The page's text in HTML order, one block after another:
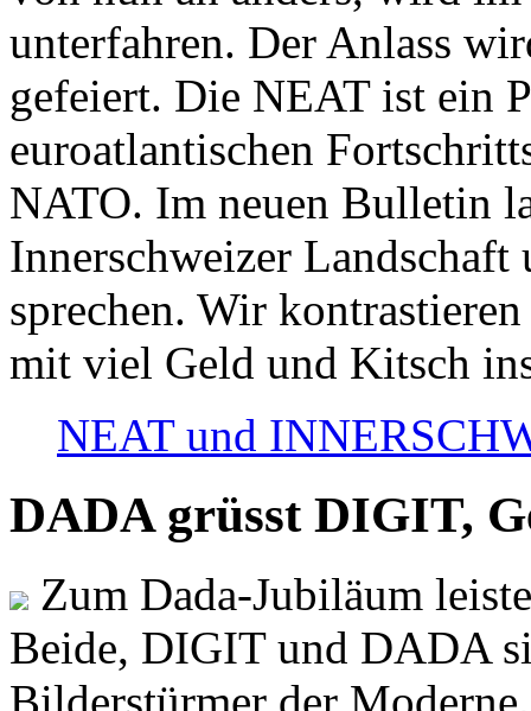
unterfahren. Der Anlass
gefeiert. Die NEAT ist ein
euroatlantischen
NATO. Im neuen Bulletin
Innerschweizer
sprechen. Wir
mit viel Geld und Kitsch
NEAT und
DADA grüsst DIGIT,
Zum Dada-Jubiläum
Beide, DIGIT und DADA